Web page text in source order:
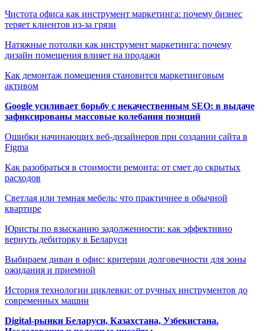
Чистота офиса как инструмент маркетинга: почему бизнес
теряет клиентов из-за грязи
Натяжные потолки как инструмент маркетинга: почему
дизайн помещения влияет на продажи
Как демонтаж помещения становится маркетинговым
активом
Google усиливает борьбу с некачественным SEO: в выдаче
зафиксированы массовые колебания позиций
Ошибки начинающих веб-дизайнеров при создании сайта в
Figma
Как разобраться в стоимости ремонта: от смет до скрытых
расходов
Светлая или темная мебель: что практичнее в обычной
квартире
Юристы по взысканию задолженности: как эффективно
вернуть дебиторку в Беларуси
Выбираем диван в офис: критерии долговечности для зоны
ожидания и приемной
История технологии циклевки: от ручных инструментов до
современных машин
Digital-рынки Беларуси, Казахстана, Узбекистана.